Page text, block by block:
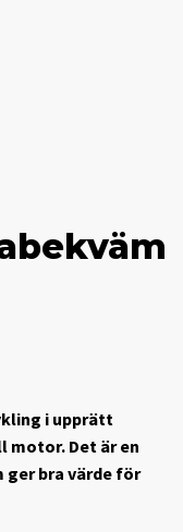
i upprätt
motor. Det är en
ger bra värde för